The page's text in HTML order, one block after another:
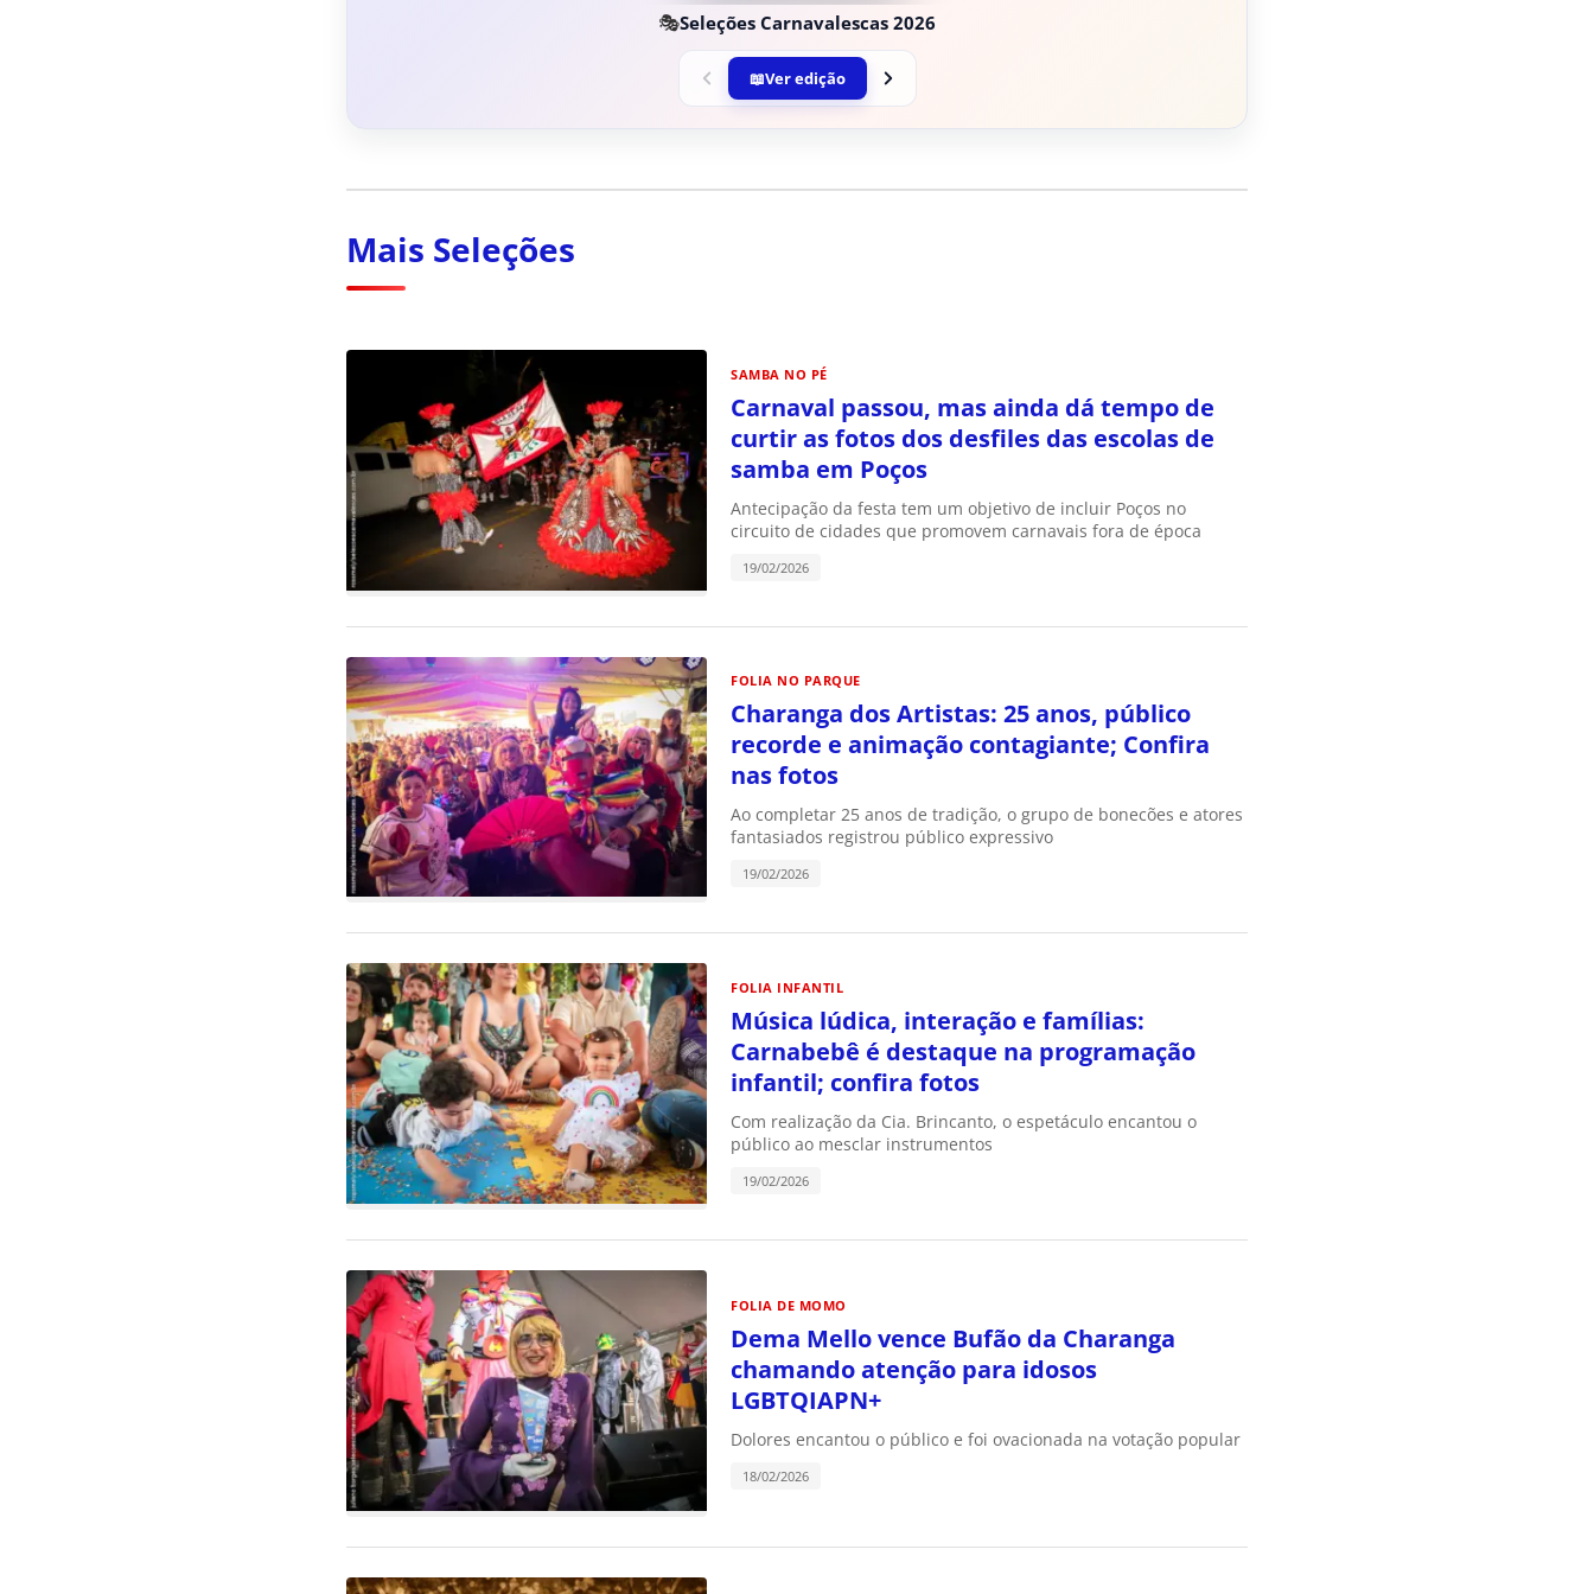
🎭Seleções Carnavalescas 2026
📖Ver edição
Mais Seleções
SAMBA NO PÉ
Carnaval passou, mas ainda dá tempo de
curtir as fotos dos desfiles das escolas de
samba em Poços
Antecipação da festa tem um objetivo de incluir Poços no
circuito de cidades que promovem carnavais fora de época
19/02/2026
FOLIA NO PARQUE
Charanga dos Artistas: 25 anos, público
recorde e animação contagiante; Confira
nas fotos
Ao completar 25 anos de tradição, o grupo de bonecões e atores
fantasiados registrou público expressivo
19/02/2026
FOLIA INFANTIL
Música lúdica, interação e famílias:
Carnabebê é destaque na programação
infantil; confira fotos
Com realização da Cia. Brincanto, o espetáculo encantou o
público ao mesclar instrumentos
19/02/2026
FOLIA DE MOMO
Dema Mello vence Bufão da Charanga
chamando atenção para idosos
LGBTQIAPN+
Dolores encantou o público e foi ovacionada na votação popular
18/02/2026